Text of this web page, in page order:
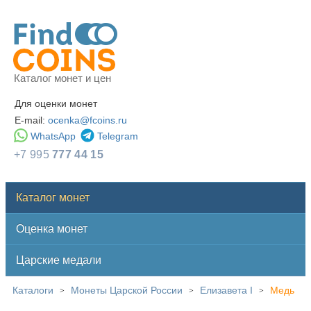
Каталог монет и цен
Для оценки монет
E-mail: ocenka@fcoins.ru
WhatsApp
Telegram
+7 995777 44 15
Каталог монет
Оценка монет
Царские медали
Каталоги > Монеты Царской России > Елизавета I > Медь